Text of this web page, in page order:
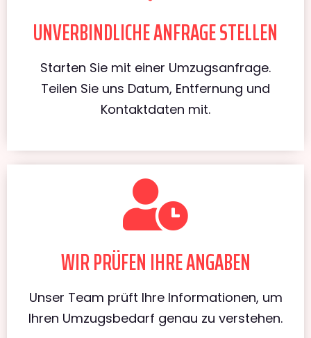
UNVERBINDLICHE ANFRAGE STELLEN
Starten Sie mit einer Umzugsanfrage.
Teilen Sie uns Datum, Entfernung und
Kontaktdaten mit.
WIR PRÜFEN IHRE ANGABEN
Unser Team prüft Ihre Informationen, um
Ihren Umzugsbedarf genau zu verstehen.